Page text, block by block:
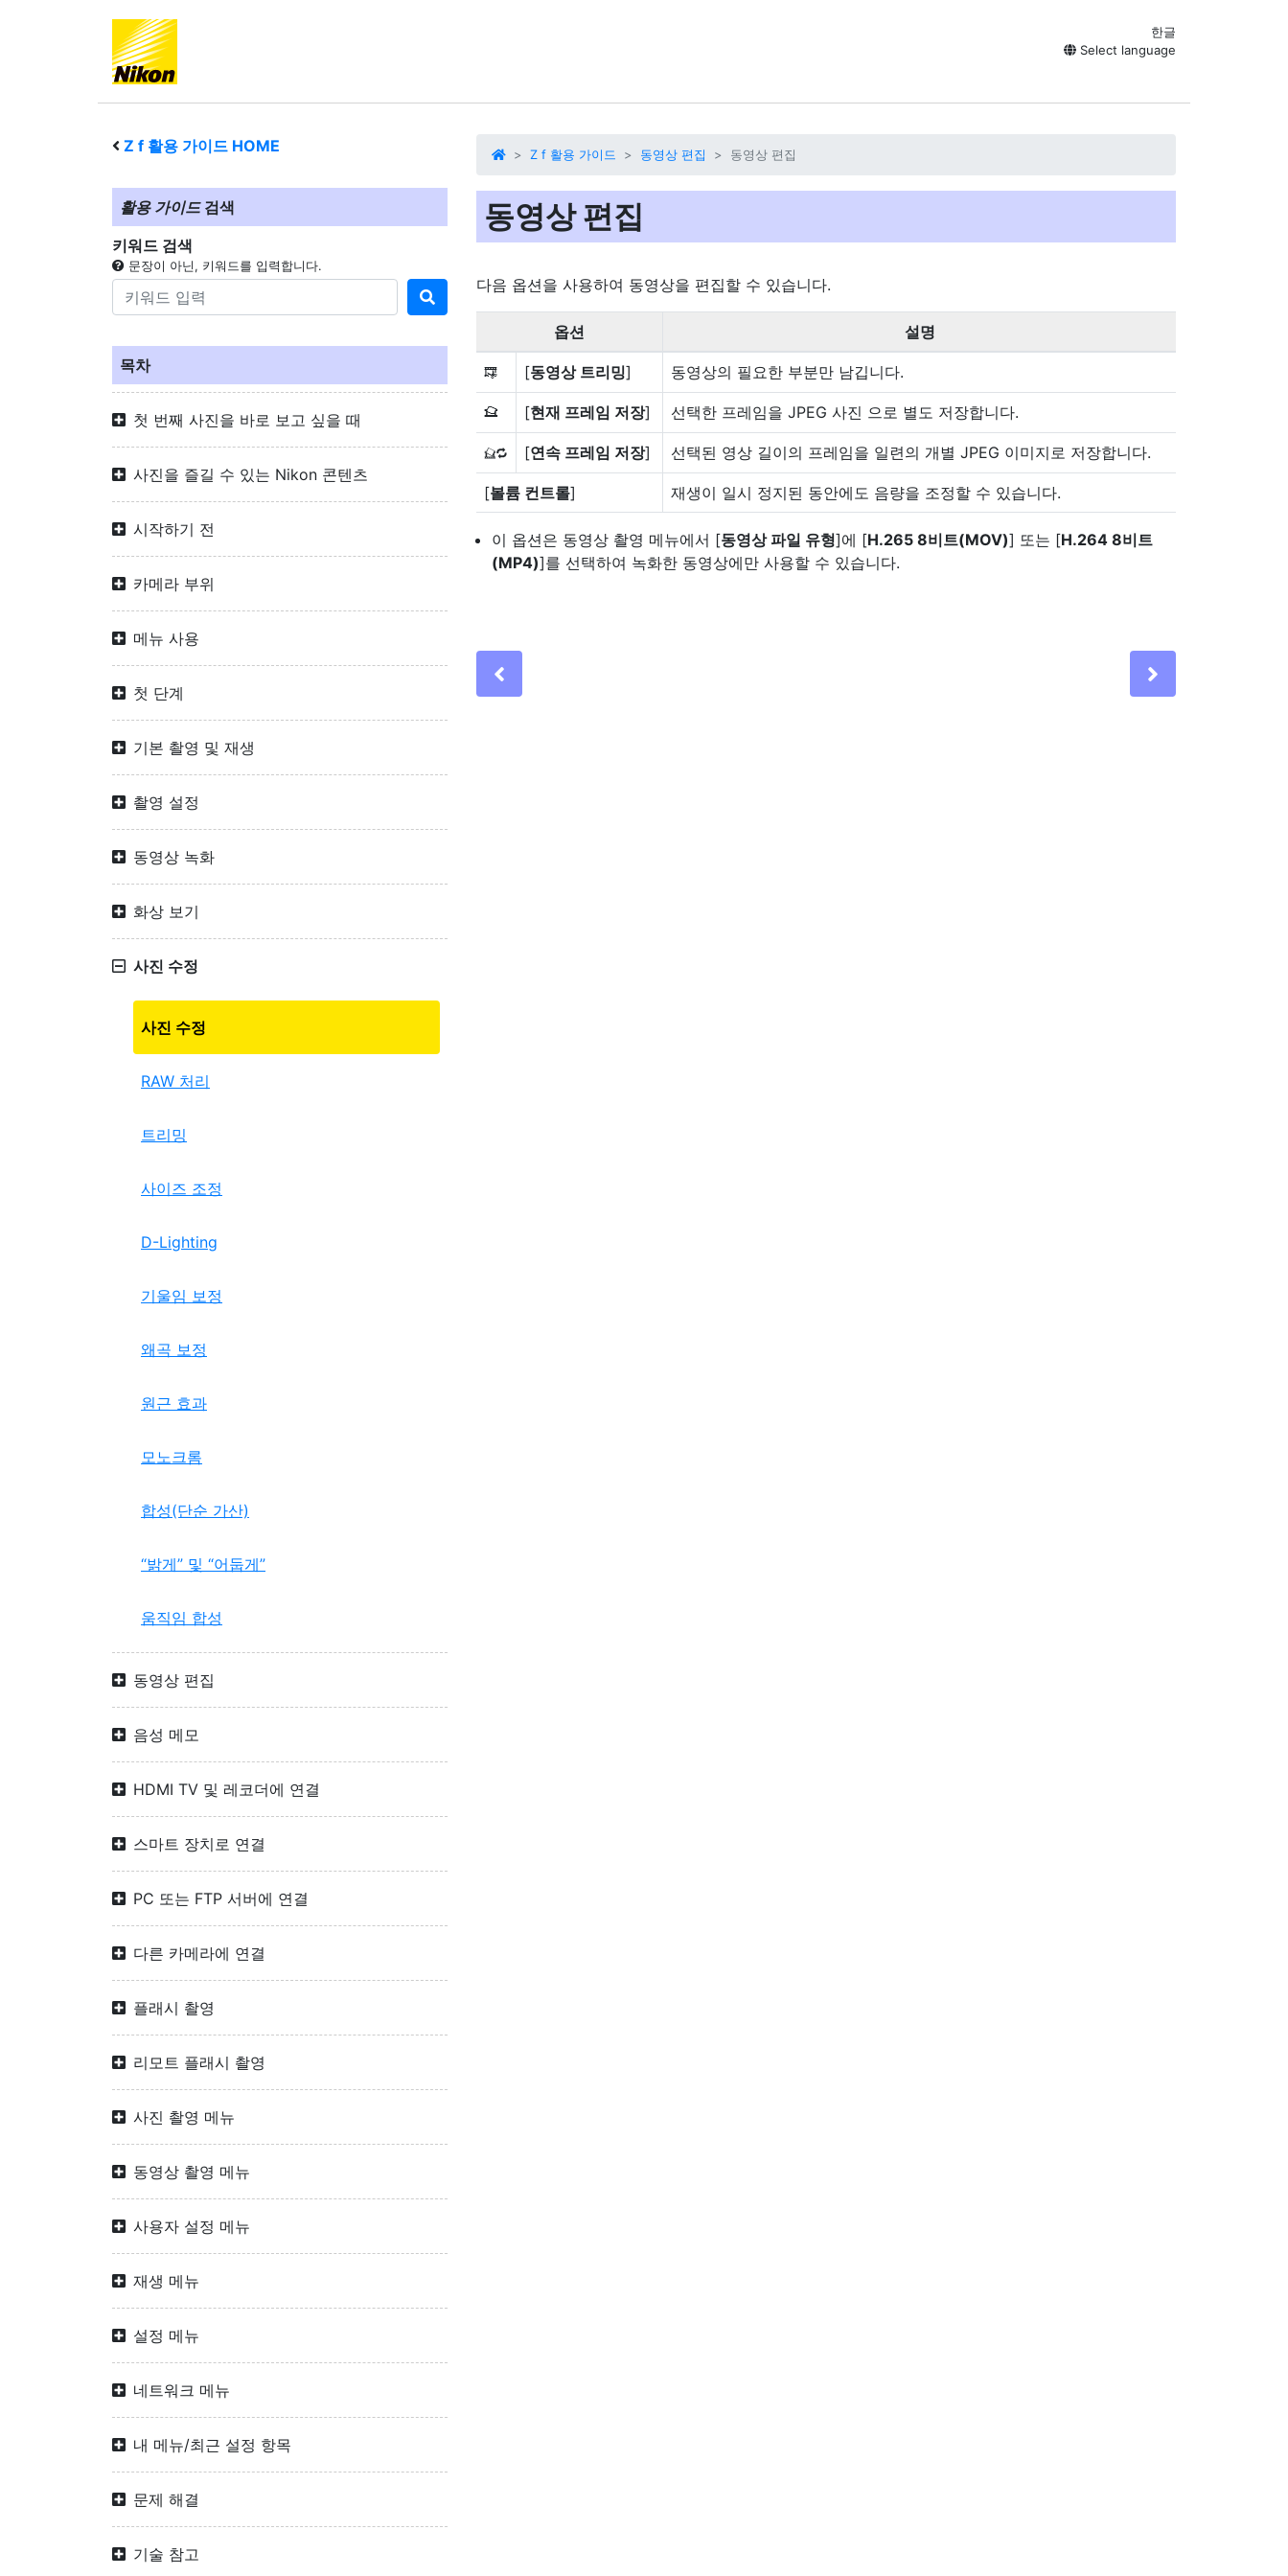
한글
Select language
Z f 활용 가이드 HOME
활용 가이드검색
키워드 검색
문장이 아닌, 키워드를 입력합니다.
목차
첫 번째 사진을 바로 보고 싶을 때
사진을 즐길 수 있는 Nikon 콘텐츠
시작하기 전
카메라 부위
메뉴 사용
첫 단계
기본 촬영 및 재생
촬영 설정
동영상 녹화
화상 보기
사진 수정
사진 수정
RAW 처리
트리밍
사이즈 조정
D-Lighting
기울임 보정
왜곡 보정
원근 효과
모노크롬
합성(단순 가산)
“밝게” 및 “어둡게”
움직임 합성
동영상 편집
음성 메모
HDMI TV 및 레코더에 연결
스마트 장치로 연결
PC 또는 FTP 서버에 연결
다른 카메라에 연결
플래시 촬영
리모트 플래시 촬영
사진 촬영 메뉴
동영상 촬영 메뉴
사용자 설정 메뉴
재생 메뉴
설정 메뉴
네트워크 메뉴
내 메뉴/최근 설정 항목
문제 해결
기술 참고
Z f 활용 가이드 동영상 편집 동영상 편집
동영상 편집
다음 옵션을 사용하여 동영상을 편집할 수 있습니다.
옵션 설명
9 [동영상 트리밍] 동영상의 필요한 부분만 남깁니다.
4 [현재 프레임 저장] 선택한 프레임을 JPEG 사진 으로 별도 저장합니다.
1 [연속 프레임 저장] 선택된 영상 길이의 프레임을 일련의 개별 JPEG 이미지로 저장합니다.
[볼륨 컨트롤] 재생이 일시 정지된 동안에도 음량을 조정할 수 있습니다.
이 옵션은 동영상 촬영 메뉴에서 [동영상 파일 유형]에 [H.265 8비트(MOV)] 또는 [H.264 8비트
(MP4)]를 선택하여 녹화한 동영상에만 사용할 수 있습니다.